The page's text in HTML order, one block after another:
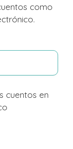
como
cuentos en